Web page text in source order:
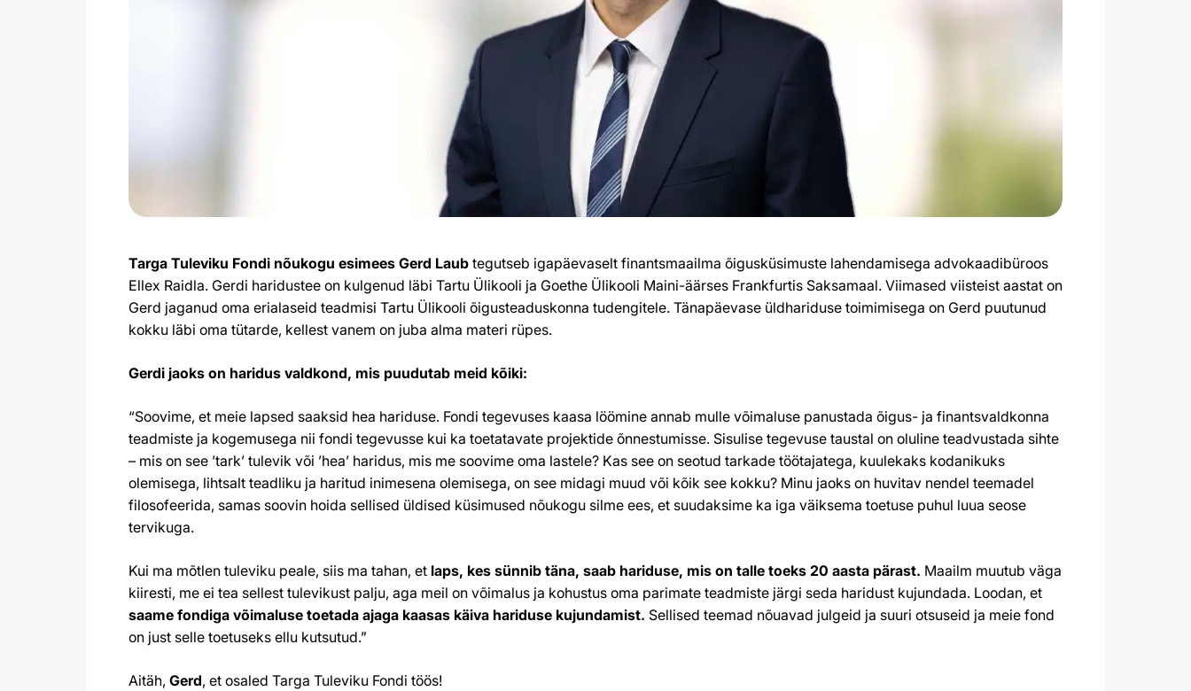
Targa Tuleviku Fondi nõukogu esimees Gerd Laub tegutseb igapäevaselt finantsmaailma õigusküsimuste lahendamisega advokaadibüroos
Ellex Raidla. Gerdi haridustee on kulgenud läbi Tartu Ülikooli ja Goethe Ülikooli Maini-äärses Frankfurtis Saksamaal. Viimased viisteist aastat on
Gerd jaganud oma erialaseid teadmisi Tartu Ülikooli õigusteaduskonna tudengitele. Tänapäevase üldhariduse toimimisega on Gerd puutunud
kokku läbi oma tütarde, kellest vanem on juba alma materi rüpes.
Gerdi jaoks on haridus valdkond, mis puudutab meid kõiki:
“Soovime, et meie lapsed saaksid hea hariduse. Fondi tegevuses kaasa löömine annab mulle võimaluse panustada õigus- ja finantsvaldkonna
teadmiste ja kogemusega nii fondi tegevusse kui ka toetatavate projektide õnnestumisse. Sisulise tegevuse taustal on oluline teadvustada sihte
– mis on see ’tark’ tulevik või ’hea’ haridus, mis me soovime oma lastele? Kas see on seotud tarkade töötajatega, kuulekaks kodanikuks
olemisega, lihtsalt teadliku ja haritud inimesena olemisega, on see midagi muud või kõik see kokku? Minu jaoks on huvitav nendel teemadel
filosofeerida, samas soovin hoida sellised üldised küsimused nõukogu silme ees, et suudaksime ka iga väiksema toetuse puhul luua seose
tervikuga.
Kui ma mõtlen tuleviku peale, siis ma tahan, et laps, kes sünnib täna, saab hariduse, mis on talle toeks 20 aasta pärast. Maailm muutub väga
kiiresti, me ei tea sellest tulevikust palju, aga meil on võimalus ja kohustus oma parimate teadmiste järgi seda haridust kujundada. Loodan, et
saame fondiga võimaluse toetada ajaga kaasas käiva hariduse kujundamist. Sellised teemad nõuavad julgeid ja suuri otsuseid ja meie fond
on just selle toetuseks ellu kutsutud.”
Aitäh, Gerd, et osaled Targa Tuleviku Fondi töös!